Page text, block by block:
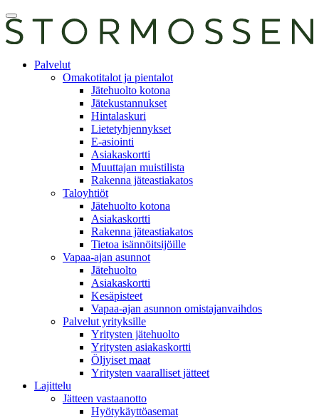
Skip
to
content
Avaa
päävalikko
asiointiPalvelut
Omakotitalot ja pientalot
Jätehuolto kotona
Jätekustannukset
Hintalaskuri
Lietetyhjennykset
E-asiointi
Asiakaskortti
Muuttajan muistilista
Rakenna jäteastiakatos
Taloyhtiöt
Jätehuolto kotona
Asiakaskortti
Rakenna jäteastiakatos
Tietoa isännöitsijöille
Vapaa-ajan asunnot
Jätehuolto
Asiakaskortti
Kesäpisteet
Vapaa-ajan asunnon omistajanvaihdos
Palvelut yrityksille
Yritysten jätehuolto
Yritysten asiakaskortti
Öljyiset maat
Yritysten vaaralliset jätteet
Lajittelu
Jätteen vastaanotto
Hyötykäyttöasemat